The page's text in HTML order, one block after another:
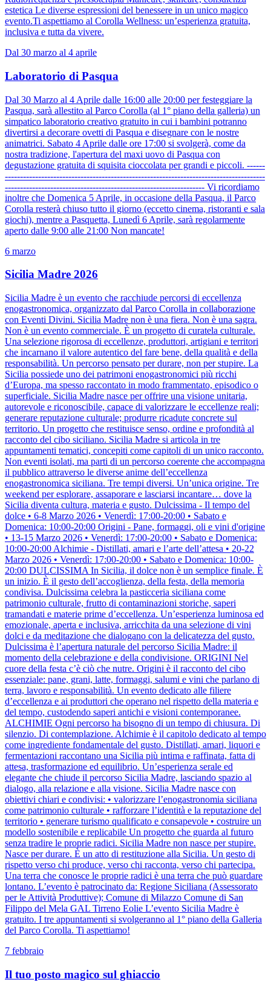
estetica Le diverse espressioni del benessere in un unico magico
evento.Ti aspettiamo al Corolla Wellness: un’esperienza gratuita,
inclusiva e tutta da vivere.
Dal 30 marzo al 4 aprile
Laboratorio di Pasqua
Dal 30 Marzo al 4 Aprile dalle 16:00 alle 20:00 per festeggiare la
Pasqua, sarà allestito al Parco Corolla (al 1° piano della galleria) un
simpatico laboratorio creativo gratuito in cui i bambini potranno
divertirsi a decorare ovetti di Pasqua e disegnare con le nostre
animatrici. Sabato 4 Aprile dalle ore 17:00 si svolgerà, come da
nostra tradizione, l'apertura del maxi uovo di Pasqua con
degustazione gratuita di squisita cioccolata per grandi e piccoli. ------
--------------------------------------------------------------------------------------
------------------------------------------------------------------ Vi ricordiamo
inoltre che Domenica 5 Aprile, in occasione della Pasqua, il Parco
Corolla resterà chiuso tutto il giorno (eccetto cinema, ristoranti e sala
giochi), mentre a Pasquetta, Lunedì 6 Aprile, sarà regolarmente
aperto dalle 9:00 alle 21:00 Non mancate!
6 marzo
Sicilia Madre 2026
Sicilia Madre è un evento che racchiude percorsi di eccellenza
enogastronomica, organizzato dal Parco Corolla in collaborazione
con Eventi Divini. Sicilia Madre non è una fiera. Non è una sagra.
Non è un evento commerciale. È un progetto di curatela culturale.
Una selezione rigorosa di eccellenze, produttori, artigiani e territori
che incarnano il valore autentico del fare bene, della qualità e della
responsabilità. Un percorso pensato per durare, non per stupire. La
Sicilia possiede uno dei patrimoni enogastronomici più ricchi
d’Europa, ma spesso raccontato in modo frammentato, episodico o
superficiale. Sicilia Madre nasce per offrire una visione unitaria,
autorevole e riconoscibile, capace di valorizzare le eccellenze reali;
generare reputazione culturale; produrre ricadute concrete sul
territorio. Un progetto che restituisce senso, ordine e profondità al
racconto del cibo siciliano. Sicilia Madre si articola in tre
appuntamenti tematici, concepiti come capitoli di un unico racconto.
Non eventi isolati, ma parti di un percorso coerente che accompagna
il pubblico attraverso le diverse anime dell’eccellenza
enogastronomica siciliana. Tre tempi diversi. Un’unica origine. Tre
weekend per esplorare, assaporare e lasciarsi incantare… dove la
Sicilia diventa cultura, materia e gusto. Dulcissima - Il tempo del
dolce • 6-8 Marzo 2026 • Venerdì: 17:00-20:00 • Sabato e
Domenica: 10:00-20:00 Origini - Pane, formaggi, oli e vini d'origine
• 13-15 Marzo 2026 • Venerdì: 17:00-20:00 • Sabato e Domenica:
10:00-20:00 Alchimie - Distillati, amari e l’arte dell’attesa • 20-22
Marzo 2026 • Venerdì: 17:00-20:00 • Sabato e Domenica: 10:00-
20:00 DULCISSIMA In Sicilia, il dolce non è un semplice finale. È
un inizio. È il gesto dell’accoglienza, della festa, della memoria
condivisa. Dulcissima celebra la pasticceria siciliana come
patrimonio culturale, frutto di contaminazioni storiche, saperi
tramandati e materie prime d’eccellenza. Un’esperienza luminosa ed
emozionale, aperta e inclusiva, arricchita da una selezione di vini
dolci e da meditazione che dialogano con la delicatezza del gusto.
Dulcissima è l’apertura naturale del percorso Sicilia Madre: il
momento della celebrazione e della condivisione. ORIGINI Nel
cuore della festa c’è ciò che nutre. Origini è il racconto del cibo
essenziale: pane, grani, latte, formaggi, salumi e vini che parlano di
terra, lavoro e responsabilità. Un evento dedicato alle filiere
d’eccellenza e ai produttori che operano nel rispetto della materia e
del tempo, custodendo saperi antichi e visioni contemporanee.
ALCHIMIE Ogni percorso ha bisogno di un tempo di chiusura. Di
silenzio. Di contemplazione. Alchimie è il capitolo dedicato al tempo
come ingrediente fondamentale del gusto. Distillati, amari, liquori e
fermentazioni raccontano una Sicilia più intima e raffinata, fatta di
attesa, trasformazione ed equilibrio. Un’esperienza serale ed
elegante che chiude il percorso Sicilia Madre, lasciando spazio al
dialogo, alla relazione e alla visione. Sicilia Madre nasce con
obiettivi chiari e condivisi: • valorizzare l’enogastronomia siciliana
come patrimonio culturale • rafforzare l’identità e la reputazione del
territorio • generare turismo qualificato e consapevole • costruire un
modello sostenibile e replicabile Un progetto che guarda al futuro
senza tradire le proprie radici. Sicilia Madre non nasce per stupire.
Nasce per durare. È un atto di restituzione alla Sicilia. Un gesto di
rispetto verso chi produce, verso chi racconta, verso chi partecipa.
Una terra che conosce le proprie radici è una terra che può guardare
lontano. L’evento è patrocinato da: Regione Siciliana (Assessorato
per le Attività Produttive); Comune di Milazzo Comune di San
Filippo del Mela GAL Tirreno Eolie L’evento Sicilia Madre è
gratuito. I tre appuntamenti si svolgeranno al 1° piano della Galleria
del Parco Corolla. Ti aspettiamo!
7 febbraio
Il tuo posto magico sul ghiaccio